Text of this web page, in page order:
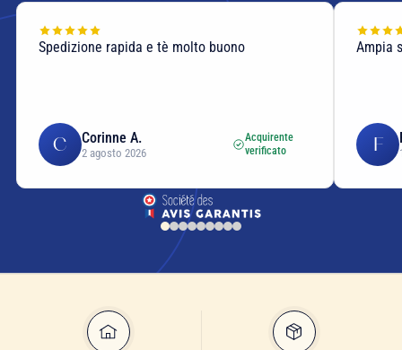
Spedizione rapida e tè molto buono
C Corinne A.
2 agosto 2026
Acquirente
verificato
Ampia
F